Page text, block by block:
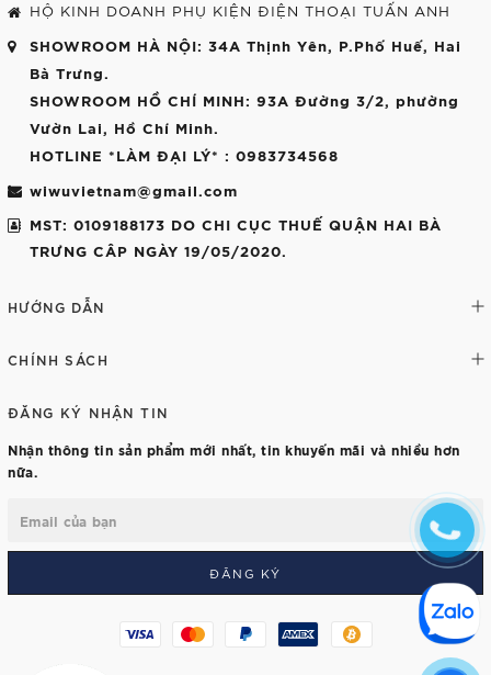
HỘ KINH DOANH PHỤ KIỆN ĐIỆN THOẠI TUẤN ANH
SHOWROOM HÀ NỘI: 34A Thịnh Yên, P.Phố Huế, Hai
Bà Trưng.
SHOWROOM HỒ CHÍ MINH: 93A Đường 3/2, phường
Vườn Lai, Hồ Chí Minh.
HOTLINE *LÀM ĐẠI LÝ* : 0983734568
wiwuvietnam@gmail.com
MST: 0109188173 DO CHI CỤC THUẾ QUẬN HAI BÀ
TRƯNG CÂP NGÀY 19/05/2020.
HƯỚNG DẪN
CHÍNH SÁCH
ĐĂNG KÝ NHẬN TIN
Nhận thông tin sản phẩm mới nhất, tin khuyến mãi và nhiều hơn
nữa.
ĐĂNG KÝ